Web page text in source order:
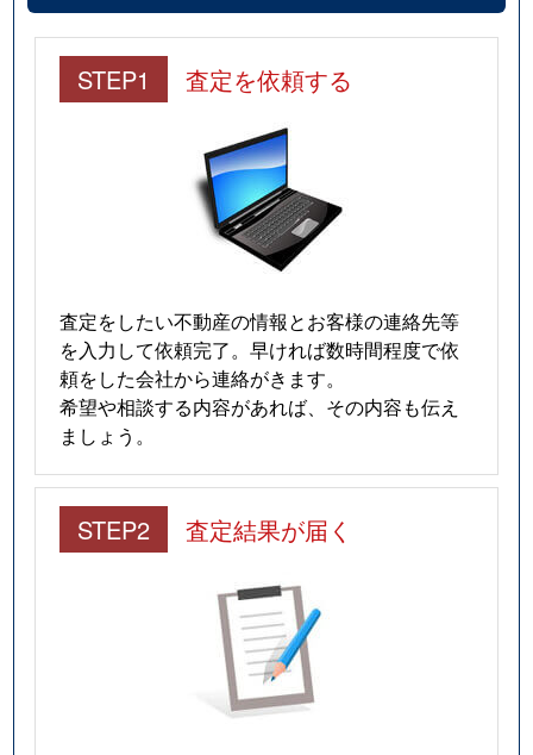
STEP1 査定を依頼する
査定をしたい不動産の情報とお客様の連絡先等
を入力して依頼完了。早ければ数時間程度で依
頼をした会社から連絡がきます。
希望や相談する内容があれば、その内容も伝え
ましょう。
STEP2 査定結果が届く